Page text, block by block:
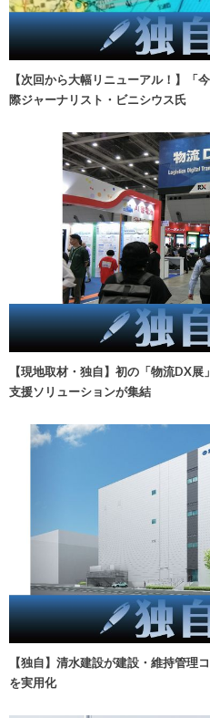
【次回から大幅リニューアル！】
際ジャーナリスト・ビニシウス氏
【現地取材・独自】初の「物流DX
支援ソリューションが集結
【独自】清水建設が建設・維持管理
を実用化